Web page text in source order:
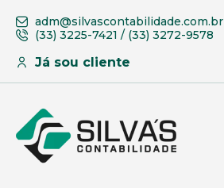
adm@silvascontabilidade.com.br
(33) 3225-7421 / (33) 3272-9578
Já sou cliente